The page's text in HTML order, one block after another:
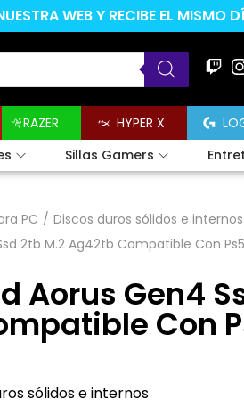
WEB Y RECIBE EL MISMO
RAZER HYPER X
Sillas Gamers
PC / Discos duros sólidos e internos
2tb M.2 Ag42tb Compatible Con Ps5
Aorus Gen4
Con
sólidos e internos